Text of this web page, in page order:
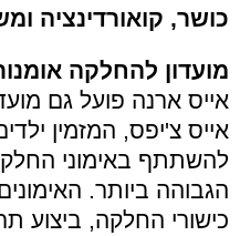
כושר, קואורדינציה
מועדון להחלקה
אייס ארנה פועל גם
אייס צ'יפס, המזמין
להשתתף באימוני
הגבוהה ביותר.
כישורי החלקה, ביצוע